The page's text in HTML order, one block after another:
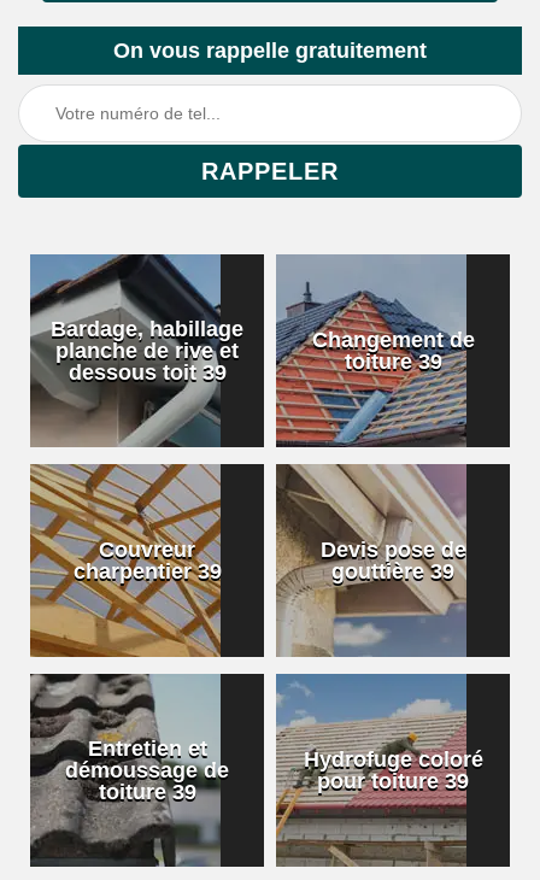
On vous rappelle gratuitement
Bardage, habillage
planche de rive et
dessous toit 39
Changement de
toiture 39
Couvreur
charpentier 39
Devis pose de
gouttière 39
Entretien et
démoussage de
toiture 39
Hydrofuge coloré
pour toiture 39